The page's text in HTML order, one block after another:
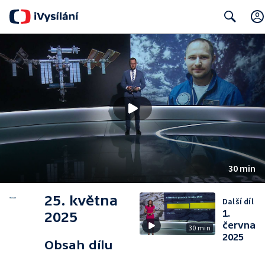
Search
30 min
25. května
2025
Obsah dílu
30 min
Další díl
1.
června
2025